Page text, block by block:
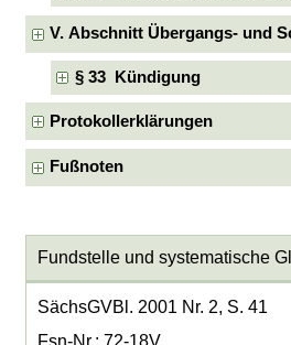
V. Abschnitt Übergangs- und
§ 33 Kündigung
Protokollerklärungen
Fußnoten
Fundstelle und systematische
SächsGVBl. 2001 Nr. 2, S. 41